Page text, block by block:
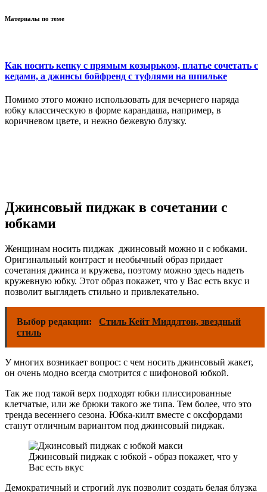
Материалы по теме
Как носить кепку с прямым козырьком, платье сочетать с
кедами, а джинсы бойфренд с туфлями на шпильке
Помимо этого можно использовать для вечернего наряда
юбку классическую в форме карандаша, например, в
коричневом цвете, и нежно бежевую блузку.
Джинсовый пиджак в сочетании с
юбками
Женщинам носить пиджак джинсовый можно и с юбками.
Оригинальный контраст и необычный образ придает
сочетания джинса и кружева, поэтому можно здесь надеть
кружевную юбку. Этот образ покажет, что у Вас есть вкус и
позволит выглядеть стильно и привлекательно.
Выбор редакции:
Стиль Кейт Миддлтон, звездный
стиль
У многих возникает вопрос: с чем носить джинсовый жакет,
он очень модно всегда смотрится с шифоновой юбкой.
Так же под такой верх подходят юбки плиссированные
клетчатые, или же брюки такого же типа. Тем более, что это
тренда весеннего сезона. Юбка-килт вместе с оксфордами
станут отличным вариантом под джинсовый пиджак.
Джинсовый пиджак с юбкой - образ покажет, что у
Вас есть вкус
Демократичный и строгий лук позволит создать белая блузка